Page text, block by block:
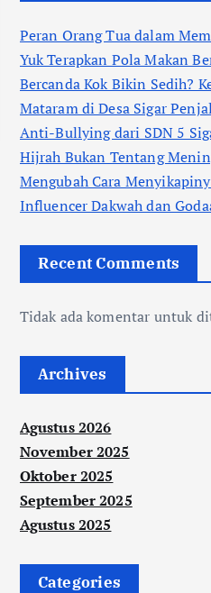
Peran Orang Tua dalam
Yuk Terapkan Pola Makan
Bercanda Kok Bikin Sedih?
Mataram di Desa Sigar
Anti-Bullying dari SDN 5
Hijrah Bukan Tentang
Mengubah Cara
Influencer Dakwah dan
Recent Comments
Tidak ada komentar untuk
Archives
Agustus 2026
November 2025
Oktober 2025
September 2025
Agustus 2025
Categories